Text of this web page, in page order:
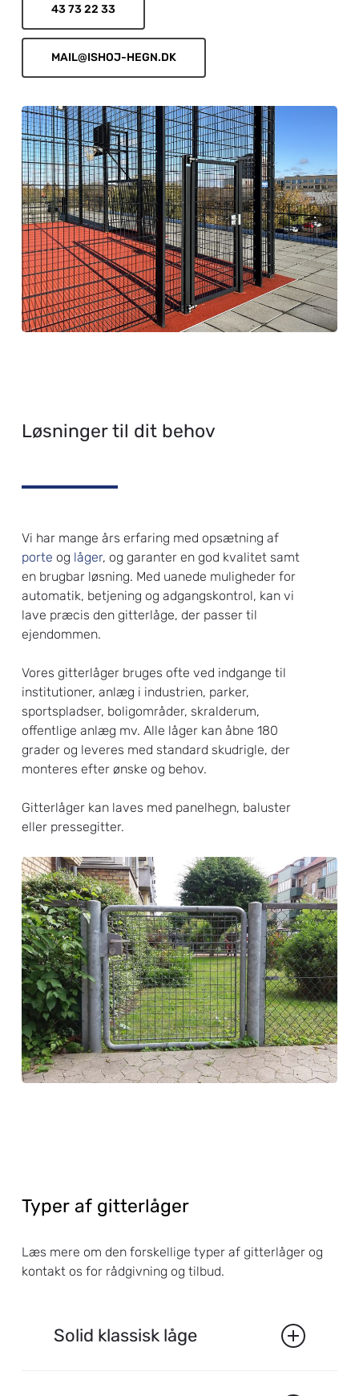
43 73 22 33
MAIL@ISHOJ-HEGN.DK
Løsninger til dit behov
Vi har mange års erfaring med opsætning af
porte og låger, og garanter en god kvalitet samt
en brugbar løsning. Med uanede muligheder for
automatik, betjening og adgangskontrol, kan vi
lave præcis den gitterlåge, der passer til
ejendommen.
Vores gitterlåger bruges ofte ved indgange til
institutioner, anlæg i industrien, parker,
sportspladser, boligområder, skralderum,
offentlige anlæg mv. Alle låger kan åbne 180
grader og leveres med standard skudrigle, der
monteres efter ønske og behov.
Gitterlåger kan laves med panelhegn, baluster
eller pressegitter.
Typer af gitterlåger
Læs mere om den forskellige typer af gitterlåger og
kontakt os for rådgivning og tilbud.
Solid klassisk låge